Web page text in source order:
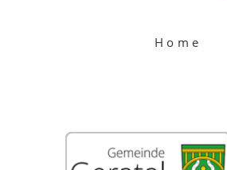
Home